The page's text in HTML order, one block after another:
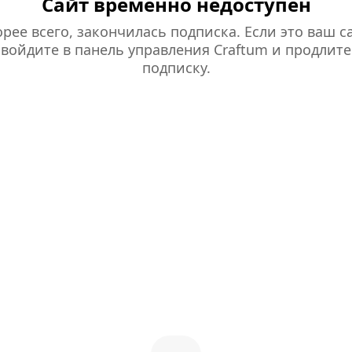
всего, закончилась подписка. Если это ваш
войдите в панель управления Craftum и продлите
подписку.